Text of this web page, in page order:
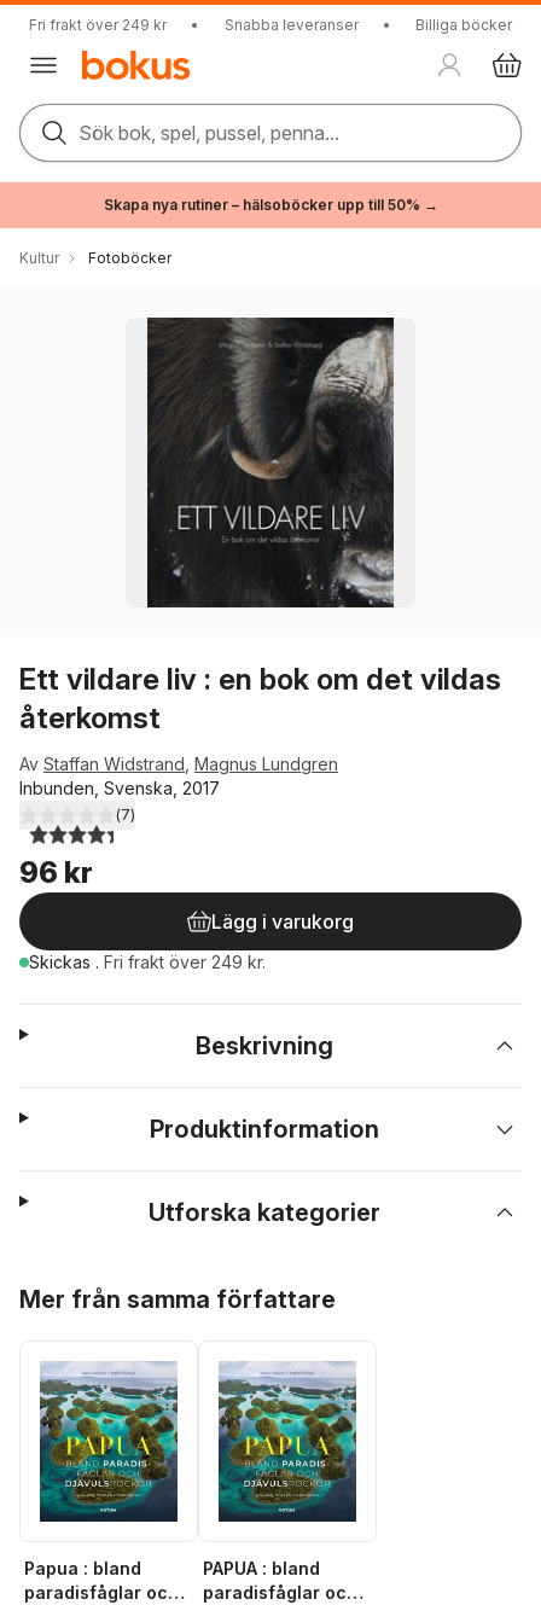
Fri frakt över 249 kr • Snabba leveranser • Billiga böcker
Sök bok, spel, pussel, penna...
Skapa nya rutiner – hälsoböcker upp till 50% →
Kultur Fotoböcker
Ett vildare liv : en bok om det vildas
återkomst
Av Staffan Widstrand Magnus Lundgren
Inbunden, Svenska, 2017
4,4utav 5 stjärnor. Totalt antal röster:
(7)
96 kr
Lägg i varukorg
Skickas . Fri frakt över 249 kr.
Beskrivning
Produktinformation
Utforska kategorier
Mer från samma författare
Papua : bland
paradisfåglar och
PAPUA : bland
paradisfåglar och